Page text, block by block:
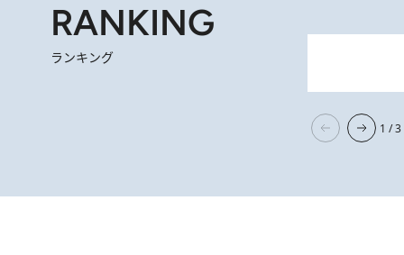
RANKING
ランキング
1 / 3